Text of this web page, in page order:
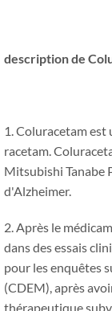
description de
1. Coluracetam
racetam.
Mitsubishi Tanabe
d'Alzheimer.
2. Après le
dans des essais
pour les enquêtes
(CDEM), après
thérapeutique